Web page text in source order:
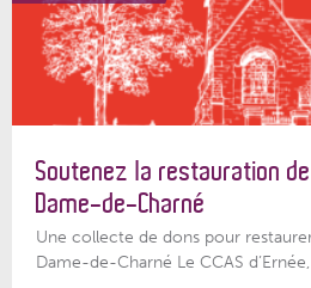
Soutenez la restauration
Dame-de-Charné
Une collecte de dons pour
Dame-de-Charné Le CCAS